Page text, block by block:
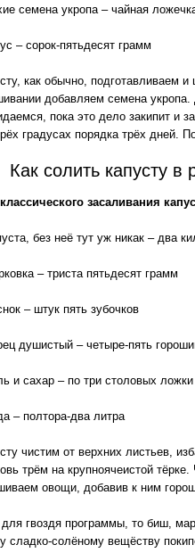
семена укропа – чайная
– сорок-пятьдесят грамм
как обычно, подготавливаем
добавляем семена укропа.
пока это дело закипит и
градусах порядка трёх дней.
Как солить капусту в
засаливания
без неё тут уж никак – два
– триста пятьдесят грамм
– штук пять зубочков
душистый – четыре-пять
и сахар – по три столовых ложки
– полтора-два литра
чистим от верхних листьев,
трём на крупноячеистой
овощи, добавив к ним
гвоздя программы, то биш,
сладко-солёному вещёству